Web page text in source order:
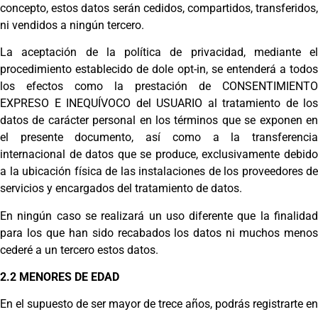
concepto, estos datos serán cedidos, compartidos, transferidos,
ni vendidos a ningún tercero.
La aceptación de la política de privacidad, mediante el
procedimiento establecido de dole opt-in, se entenderá a todos
los efectos como la prestación de CONSENTIMIENTO
EXPRESO E INEQUÍVOCO del USUARIO al tratamiento de los
datos de carácter personal en los términos que se exponen en
el presente documento, así como a la transferencia
internacional de datos que se produce, exclusivamente debido
a la ubicación física de las instalaciones de los proveedores de
servicios y encargados del tratamiento de datos.
En ningún caso se realizará un uso diferente que la finalidad
para los que han sido recabados los datos ni muchos menos
cederé a un tercero estos datos.
2.2 MENORES DE EDAD
En el supuesto de ser mayor de trece años, podrás registrarte en